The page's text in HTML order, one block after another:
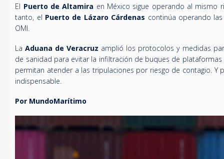
El Puerto de Altamira en México sigue operando al mismo
tanto, el Puerto de Lázaro Cárdenas continúa operando
OMI.
LaAduana de Veracruz amplió los protocolos y medidas
de sanidad para evitar la infiltración de buques de
permitan atender a las tripulaciones por riesgo de contagio. Y
indispensable.
Por MundoMarítimo